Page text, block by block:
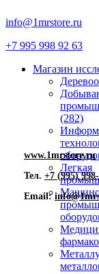
info@1mrstore.ru
+7 995 998 92 63
Магазин
(282)
Легкая
www.1mrstore.ru
Тел. +7 (995)
Email: